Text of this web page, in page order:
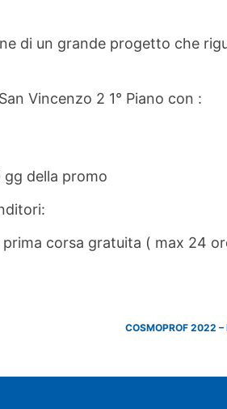
di un grande progetto che
Vincenzo 2 1° Piano con :
della promo
corsa gratuita ( max 24
COSMOPROF 2022